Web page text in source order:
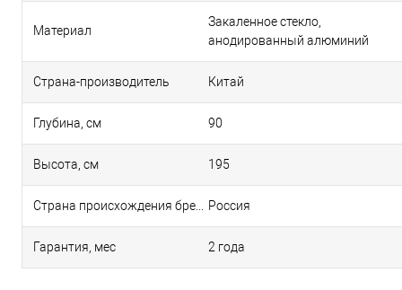
Материал
Закаленное стекло,
анодированный алюминий
Страна-производитель Китай
Глубина, см 90
Высота, см 195
Россия
Гарантия, мес 2 года